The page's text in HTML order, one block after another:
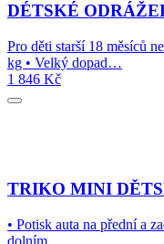
DÉTSKÉ
Pro děti starší 18 měsíců
kg • Velký dopad…
1 846 Kč
TRIKO MINI
• Potisk auta na přední a